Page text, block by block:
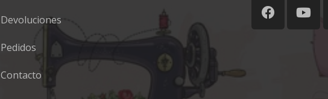
Devoluciones
Pedidos
Contacto